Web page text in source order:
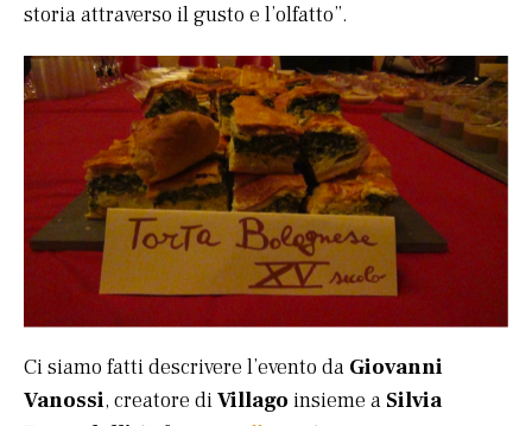
storia attraverso il gusto e l’olfatto”.
Ci siamo fatti descrivere l’evento da Giovanni
Vanossi, creatore diVillago insieme a Silvia